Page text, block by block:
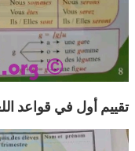
تقييم أول في قواعد